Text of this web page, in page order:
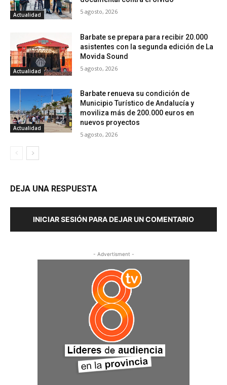
Actualidad 5 agosto, 2026
Actualidad
Barbate se prepara para recibir 20.000
asistentes con la segunda edición de La
Movida Sound
5 agosto, 2026
Actualidad
Barbate renueva su condición de
Municipio Turístico de Andalucía y
moviliza más de 200.000 euros en
nuevos proyectos
5 agosto, 2026
DEJA UNA RESPUESTA
INICIAR SESIÓN PARA DEJAR UN COMENTARIO
- Advertisment -